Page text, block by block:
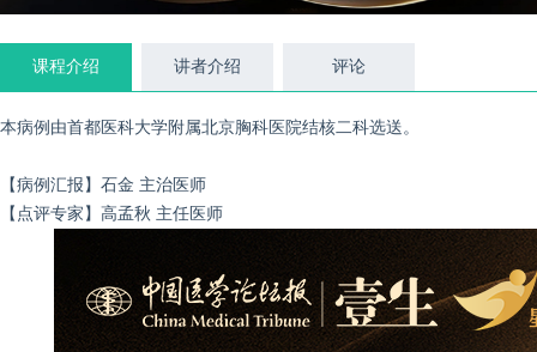
课程介绍 讲者介绍 评论
本病例由首都医科大学附属北京胸科医院结核二科选送。
【病例汇报】 石金 主治医师
【点评专家】 高孟秋 主任医师